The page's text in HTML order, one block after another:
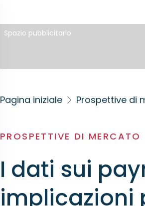
Spazio pubblicitario
Pagina iniziale Prospettive di
PROSPETTIVE DI MERCATO
I dati sui
implicazioni